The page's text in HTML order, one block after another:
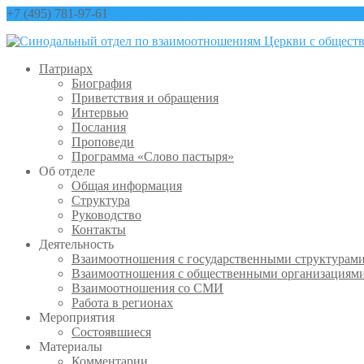
+7 (495) 781-97-61
Патриарх
Биография
Приветствия и обращения
Интервью
Послания
Проповеди
Программа «Слово пастыря»
Об отделе
Общая информация
Структура
Руководство
Контакты
Деятельность
Взаимоотношения с государственными
Взаимоотношения с общественными
Взаимоотношения со СМИ
Работа в регионах
Мероприятия
Состоявшиеся
Материалы
Комментарии